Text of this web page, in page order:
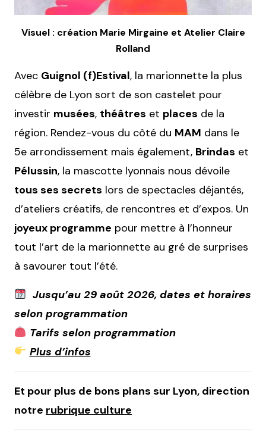
Visuel : création Marie Mirgaine et Atelier Claire
Rolland
Avec Guignol (f)Estival, la marionnette la plus
célèbre de Lyon sort de son castelet pour
investir musées, théâtres et places de la
région. Rendez-vous du côté du MAM dans le
5e arrondissement mais également, Brindas et
Pélussin, la mascotte lyonnais nous dévoile
tous ses secrets lors de spectacles déjantés,
d’ateliers créatifs, de rencontres et d’expos. Un
joyeux programme pour mettre à l’honneur
tout l’art de la marionnette au gré de surprises
à savourer tout l’été.
Jusqu’au 29 août 2026, dates et horaires
selon programmation
Tarifs selon programmation
Plus d’infos
Et pour plus de bons plans sur Lyon, direction
notre rubrique culture